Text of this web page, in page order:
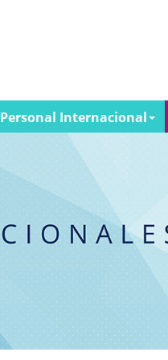
Personal Internacional